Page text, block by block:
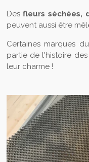
Desfleurs séchées,
peuvent aussi être
Certaines marques
partie de l'histoire
leur charme !